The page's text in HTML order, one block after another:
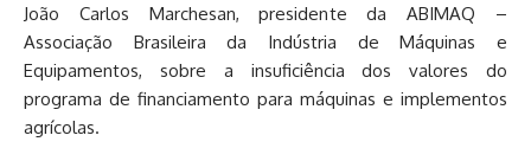
João Carlos Marchesan, presidente da ABIMAQ –
Associação Brasileira da Indústria de Máquinas e
Equipamentos, sobre a insuficiência dos valores do
programa de financiamento para máquinas e implementos
agrícolas.